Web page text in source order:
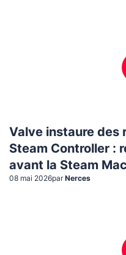
Valve instaure des
Steam Controller :
avant la Steam
08 mai 2026par Nerces